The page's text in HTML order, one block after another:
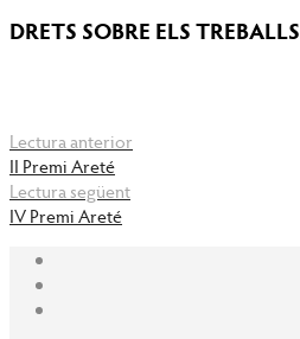
DRETS SOBRE ELS TREBALLS
Lectura anterior
II Premi Areté
Lectura següent
IV Premi Areté